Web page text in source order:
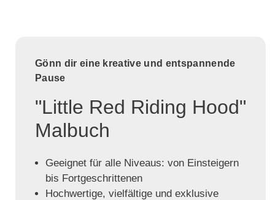
Gönn dir eine kreative und entspannende
Pause
"Little Red Riding Hood"
Malbuch
Geeignet für alle Niveaus: von Einsteigern
bis Fortgeschrittenen
Hochwertige, vielfältige und exklusive